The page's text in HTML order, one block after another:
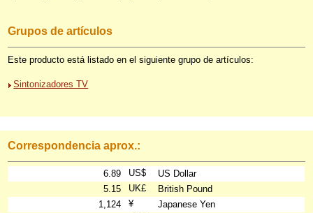
Grupos de artículos
Este producto está listado en el siguiente grupo de artículos:
Sintonizadores TV
Correspondencia aprox.:
6.89 US$
US Dollar
5.15
UK£
British Pound
1,124
¥
Japanese Yen